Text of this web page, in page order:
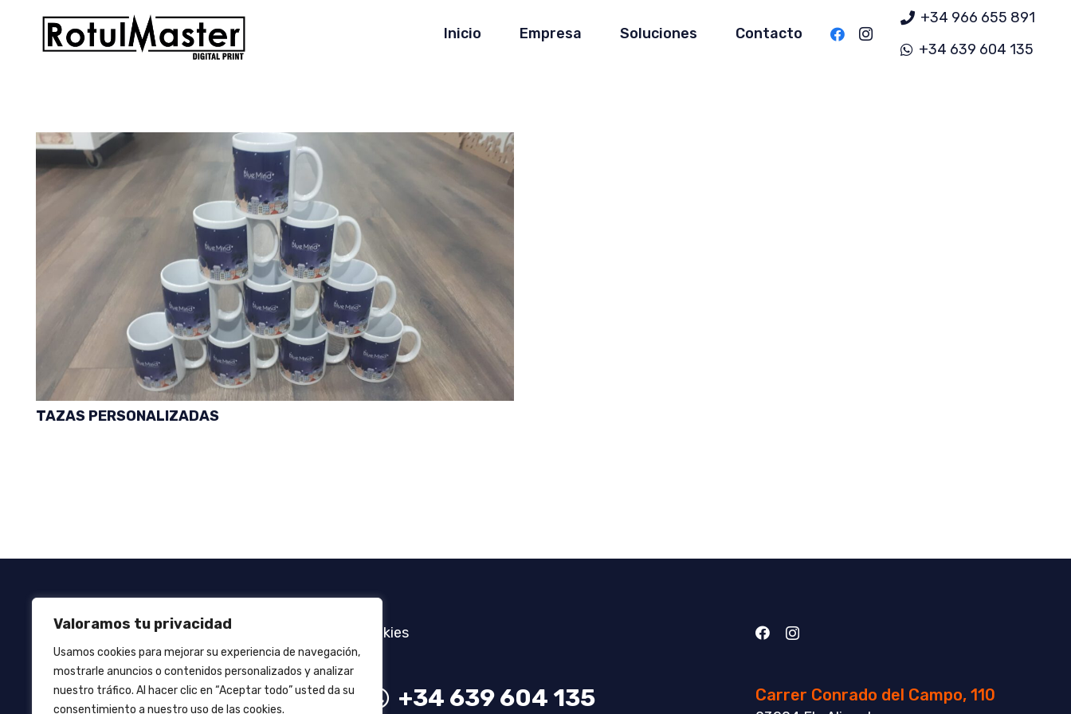
Valoramos tu privacidad
Usamos cookies para mejorar su experiencia de navegación,
mostrarle anuncios o contenidos personalizados y analizar
nuestro tráfico. Al hacer clic en “Aceptar todo” usted da su
consentimiento a nuestro uso de las cookies.
Inicio Empresa Soluciones Contacto
+34 966 655 891
+34 639 604 135
TAZAS PERSONALIZADAS
Aviso Legal Política de privacidad Política de Cookies
+34 966 655 891 +34 639 604 135 Carrer Conrado del Campo, 110